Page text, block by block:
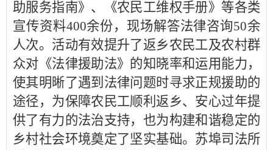
助服务指南》、《农民工维权手册》等各类
宣传资料400余份，现场解答法律咨询50余
人次。活动有效提升了返乡农民工及农村群
众对《法律援助法》的知晓率和运用能力，
使其明晰了遇到法律问题时寻求正规援助的
途径，为保障农民工顺利返乡、安心过年提
供了有力的法治支持，也为构建和谐稳定的
乡村社会环境奠定了坚实基础。苏埠司法所